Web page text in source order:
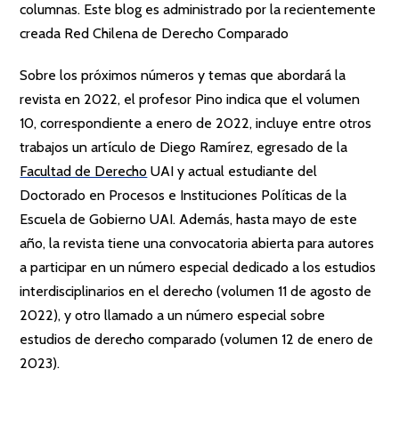
columnas. Este blog es administrado por la recientemente
creada Red Chilena de Derecho Comparado
Sobre los próximos números y temas que abordará la
revista en 2022, el profesor Pino indica que el volumen
10, correspondiente a enero de 2022, incluye entre otros
trabajos un artículo de Diego Ramírez, egresado de la
Facultad de Derecho UAI y actual estudiante del
Doctorado en Procesos e Instituciones Políticas de la
Escuela de Gobierno UAI. Además, hasta mayo de este
año, la revista tiene una convocatoria abierta para autores
a participar en un número especial dedicado a los estudios
interdisciplinarios en el derecho (volumen 11 de agosto de
2022), y otro llamado a un número especial sobre
estudios de derecho comparado (volumen 12 de enero de
2023).